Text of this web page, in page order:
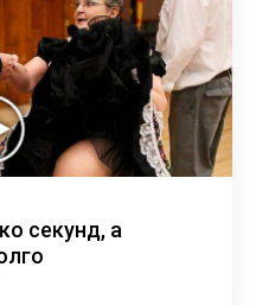
секунд, а